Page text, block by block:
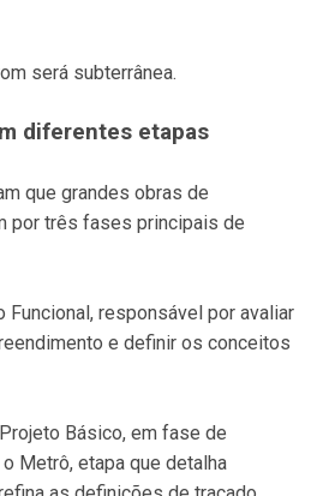
será subterrânea.
diferentes etapas
que grandes obras de
por três fases principais de
Funcional, responsável por avaliar
e definir os conceitos
Básico, em fase de
Metrô, etapa que detalha